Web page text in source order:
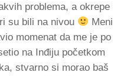
problema, a okrepe
su bili na nivou
Meni
momenat da me je po
na Inđiju početkom
stvarno si morao baš